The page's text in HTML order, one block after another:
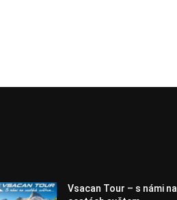
Vsacan Tour – s námi na